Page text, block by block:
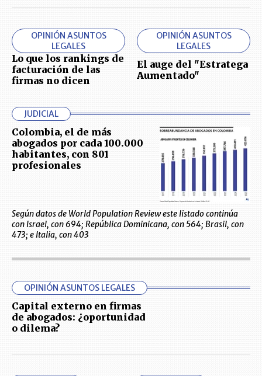
OPINIÓN ASUNTOS
LEGALES
Lo que los rankings de
facturación de las
firmas no dicen
OPINIÓN ASUNTOS
LEGALES
El auge del "Estratega
Aumentado"
JUDICIAL
Colombia, el de más
abogados por cada 100.000
habitantes, con 801
profesionales
Según datos de World Population Review este listado continúa
con Israel, con 694; República Dominicana, con 564; Brasil, con
473; e Italia, con 403
OPINIÓN ASUNTOS LEGALES
Capital externo en firmas
de abogados: ¿oportunidad
o dilema?